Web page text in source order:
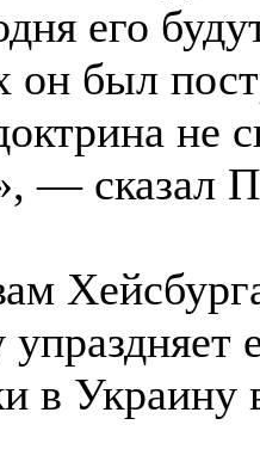
его
он был
не
— сказал
упраздняет
в